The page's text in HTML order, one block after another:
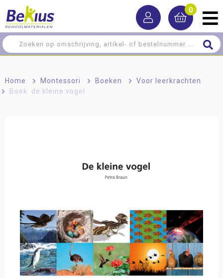
0
Home > Montessori > Boeken > Voor leerkrachten
Boek: de kleine vogel